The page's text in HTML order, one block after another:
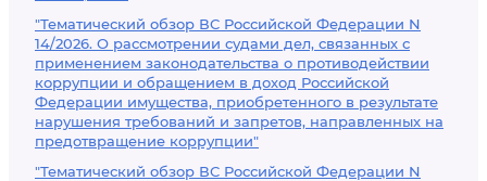
"Тематический обзор ВС Российской Федерации N
14/2026. О рассмотрении судами дел, связанных с
применением законодательства о противодействии
коррупции и обращением в доход Российской
Федерации имущества, приобретенного в результате
нарушения требований и запретов, направленных на
предотвращение коррупции"
"Тематический обзор ВС Российской Федерации N